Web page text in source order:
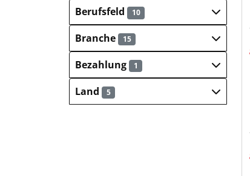
Berufsfeld
10
Branche 15
Bezahlung 1
Land 5